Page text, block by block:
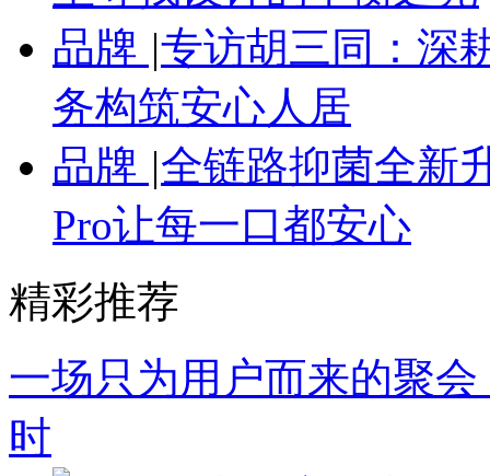
品牌 |专访胡三同：深
务构筑安心人居
品牌 |全链路抑菌全新
Pro让每一口都安心
精彩推荐
一场只为用户而来的聚
时